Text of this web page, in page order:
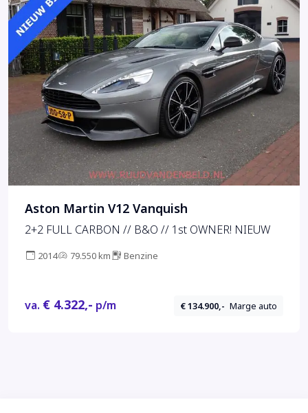
Aston Martin V12 Vanquish
2+2 FULL CARBON // B&O // 1st OWNER! NIEUW
2014 79.550 km Benzine
va. € 4.322,- p/m € 134.900,- Marge auto